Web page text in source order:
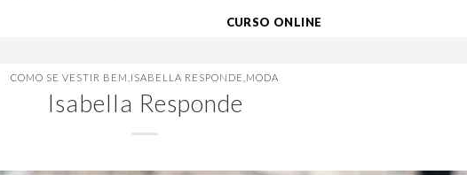
CURSO ONLINE
COMO SE VESTIR BEM ISABELLA RESPONDE MODA
Isabella Responde